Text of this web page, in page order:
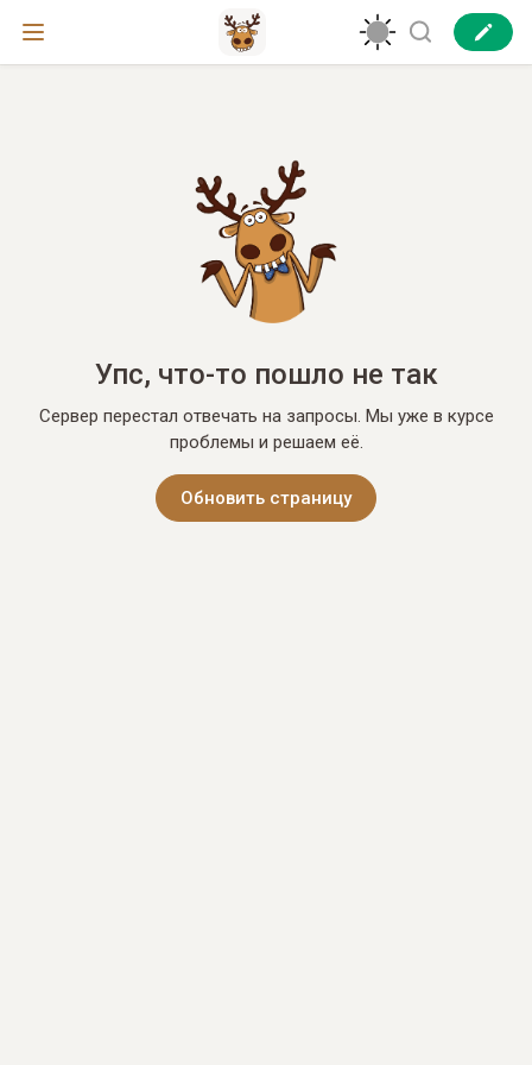
Упс, что-то пошло не так
Сервер перестал отвечать на запросы. Мы уже в курсе
проблемы и решаем её.
Обновить страницу